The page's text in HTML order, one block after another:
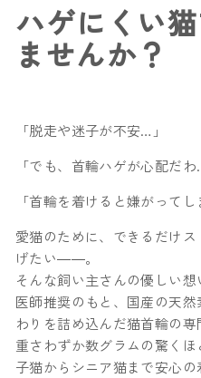
ハゲにくい
ませんか？
「脱走や迷子が不安…」
「でも、首輪ハゲが心配だわ
「首輪を着けると嫌がってし
愛猫のために、できるだけ
げたい――。
そんな飼い主さんの優しい
医師推奨のもと、国産の天
わりを詰め込んだ猫首輪の専
重さわずか数グラムの驚くほ
子猫からシニア猫まで安心